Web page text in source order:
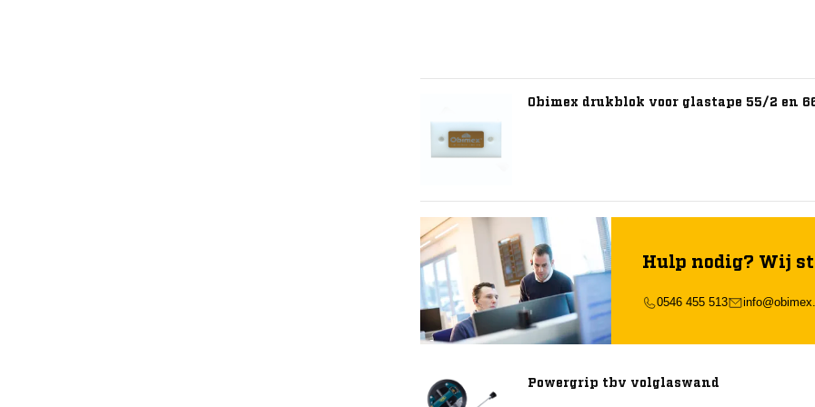
Obimex drukblok voor glastape 55/2 en
Hulp nodig? Wij
0546 455 513
Powergrip tbv volglaswand